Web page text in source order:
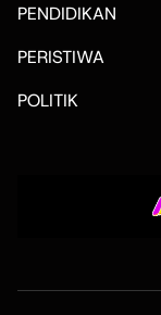
PENDIDIKAN
PERISTIWA
POLITIK